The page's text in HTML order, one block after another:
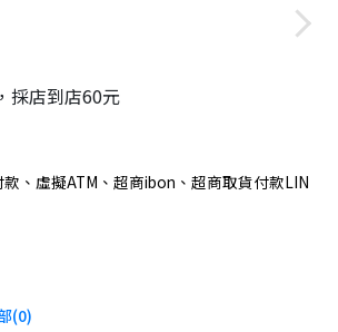
採店到店60元
、虛擬ATM、超商ibon、超商取貨付款LIN
(0)